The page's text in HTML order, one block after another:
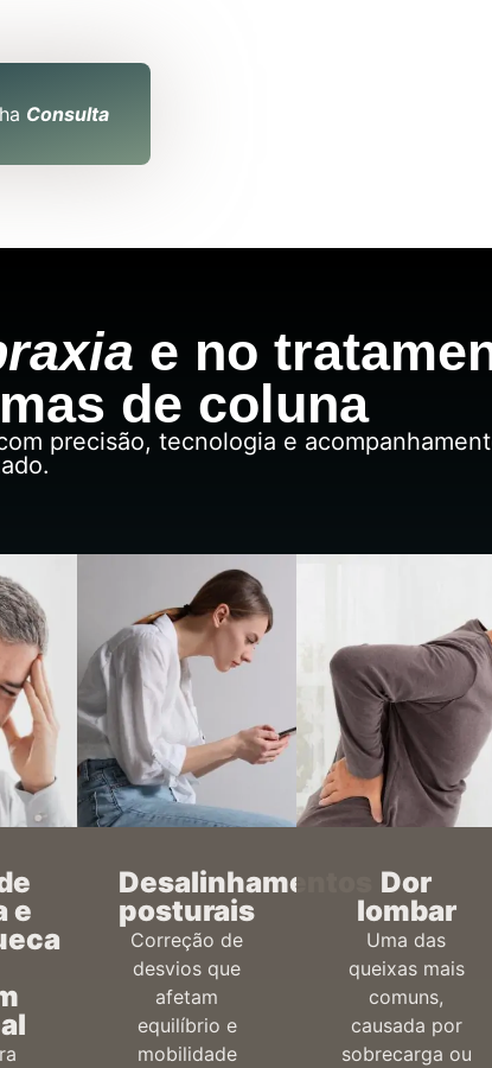
Consulta
e no
de coluna
precisão, tecnologia e
e
Desalinhamentos
posturais
Correção de
desvios que
afetam
equilíbrio e
mobilidade
Dor
lombar
Uma das
queixas mais
comuns,
causada por
sobrecarga ou